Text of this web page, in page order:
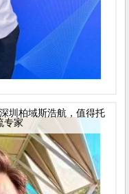
圳柏域斯浩航，值得托
专家